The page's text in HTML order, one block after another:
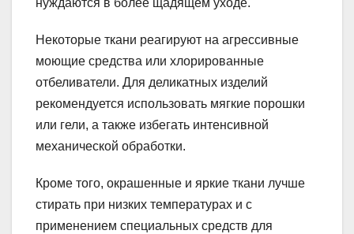
нуждаются в более щадящем уходе.
Некоторые ткани реагируют на агрессивные
моющие средства или хлорированные
отбеливатели. Для деликатных изделий
рекомендуется использовать мягкие порошки
или гели, а также избегать интенсивной
механической обработки.
Кроме того, окрашенные и яркие ткани лучше
стирать при низких температурах и с
применением специальных средств для